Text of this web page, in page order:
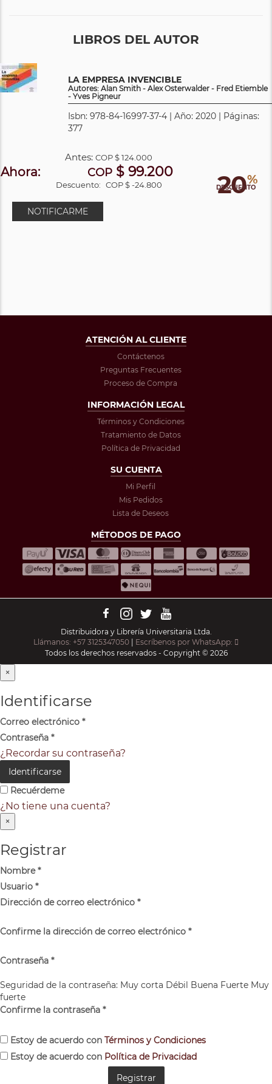
LIBROS DEL AUTOR
LA EMPRESA INVENCIBLE
Autores: Alan Smith - Alex Osterwalder - Fred Etiemble
- Yves Pigneur
Isbn: 978-84-16997-37-4 | Año: 2020 | Páginas:
377
20%
DESCUENTO
Antes:COP$ 124.000
Ahora: COP$ 99.200
Descuento: COP $ -24.800
NOTIFICARME
ATENCIÓN AL CLIENTE
Contáctenos
Preguntas Frecuentes
Proceso de Compra
INFORMACIÓN LEGAL
Términos y Condiciones
Tratamiento de Datos
Política de Privacidad
SU CUENTA
Mi Perfil
Mis Pedidos
Lista de Deseos
MÉTODOS DE PAGO
Distribuidora y Librería Universitaria Ltda.
Llámanos: +57 3125347050 | Escríbenos por WhatsApp:
Todos los derechos reservados - Copyright © 2026
×
Identificarse
Correo electrónico *
Contraseña *
¿Recordar su contraseña?
Identificarse
Recuérdeme
¿No tiene una cuenta?
×
Registrar
Nombre*
Usuario *
Dirección de correo electrónico *
Confirme la dirección de correo electrónico *
Contraseña *
Seguridad de la contraseña: Muy corta Débil Buena Fuerte Muy
fuerte
Confirme la contraseña *
Estoy de acuerdo con Términos y Condiciones
Estoy de acuerdo con Política de Privacidad
Registrar